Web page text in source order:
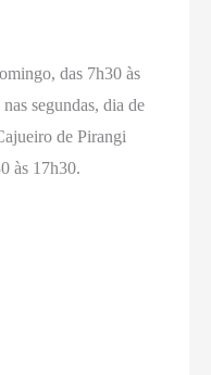
das 7h30 às
segundas, dia de
de Pirangi
às 17h30.